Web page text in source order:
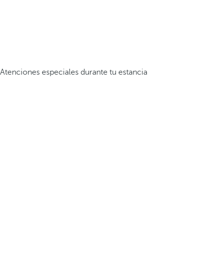
Atenciones especiales durante tu estancia